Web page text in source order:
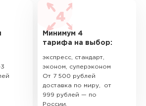
Минимум 4
тарифа на выбор:
экспресс, стандарт,
эконом, суперэконом
От 7 500 рублей
доставка по миру, от
999 рублей — по
России.